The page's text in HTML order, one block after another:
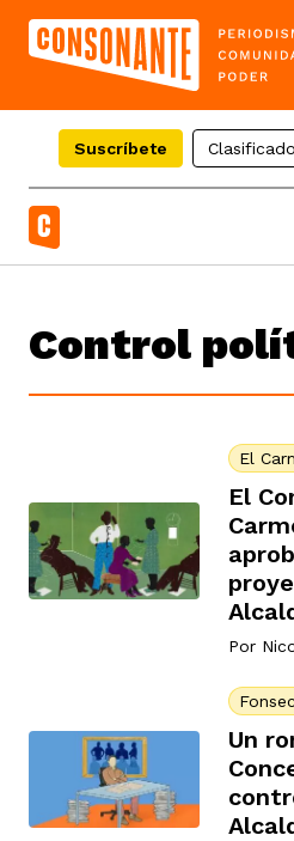
Suscríbete
Control
El
El
Por
Un
país
del Caguán
étnicos
Consonante
fórmula